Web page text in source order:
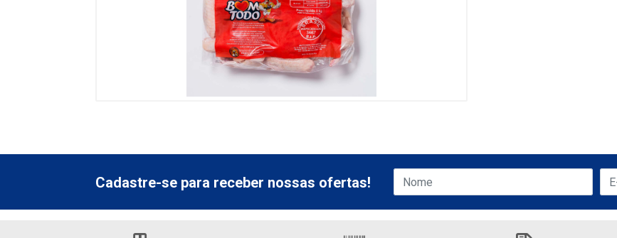
Cadastre-se para receber nossas ofertas!